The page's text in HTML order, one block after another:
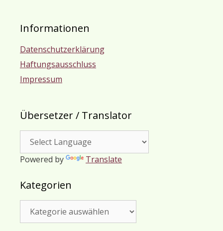
Informationen
Datenschutzerklärung
Haftungsausschluss
Impressum
Übersetzer / Translator
Powered by Translate
Kategorien